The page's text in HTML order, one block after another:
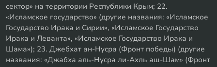
сектор» на территории Республики Крым; 22.
«Исламское государство» (другие названия: «Исламское
Государство Ирака и Сирии», «Исламское Государство
Ирака и Леванта», «Исламское Государство Ирака и
Шама»); 23. Джебхат ан-Нусра (Фронт победы) (другие
названия: «Джабха аль-Нусра ли-Ахль аш-Шам» (Фронт